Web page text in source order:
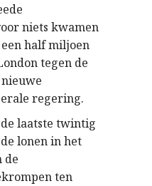
niets kwamen
half miljoen
tegen de
regering.
laatste twintig
lonen in het
de
ten